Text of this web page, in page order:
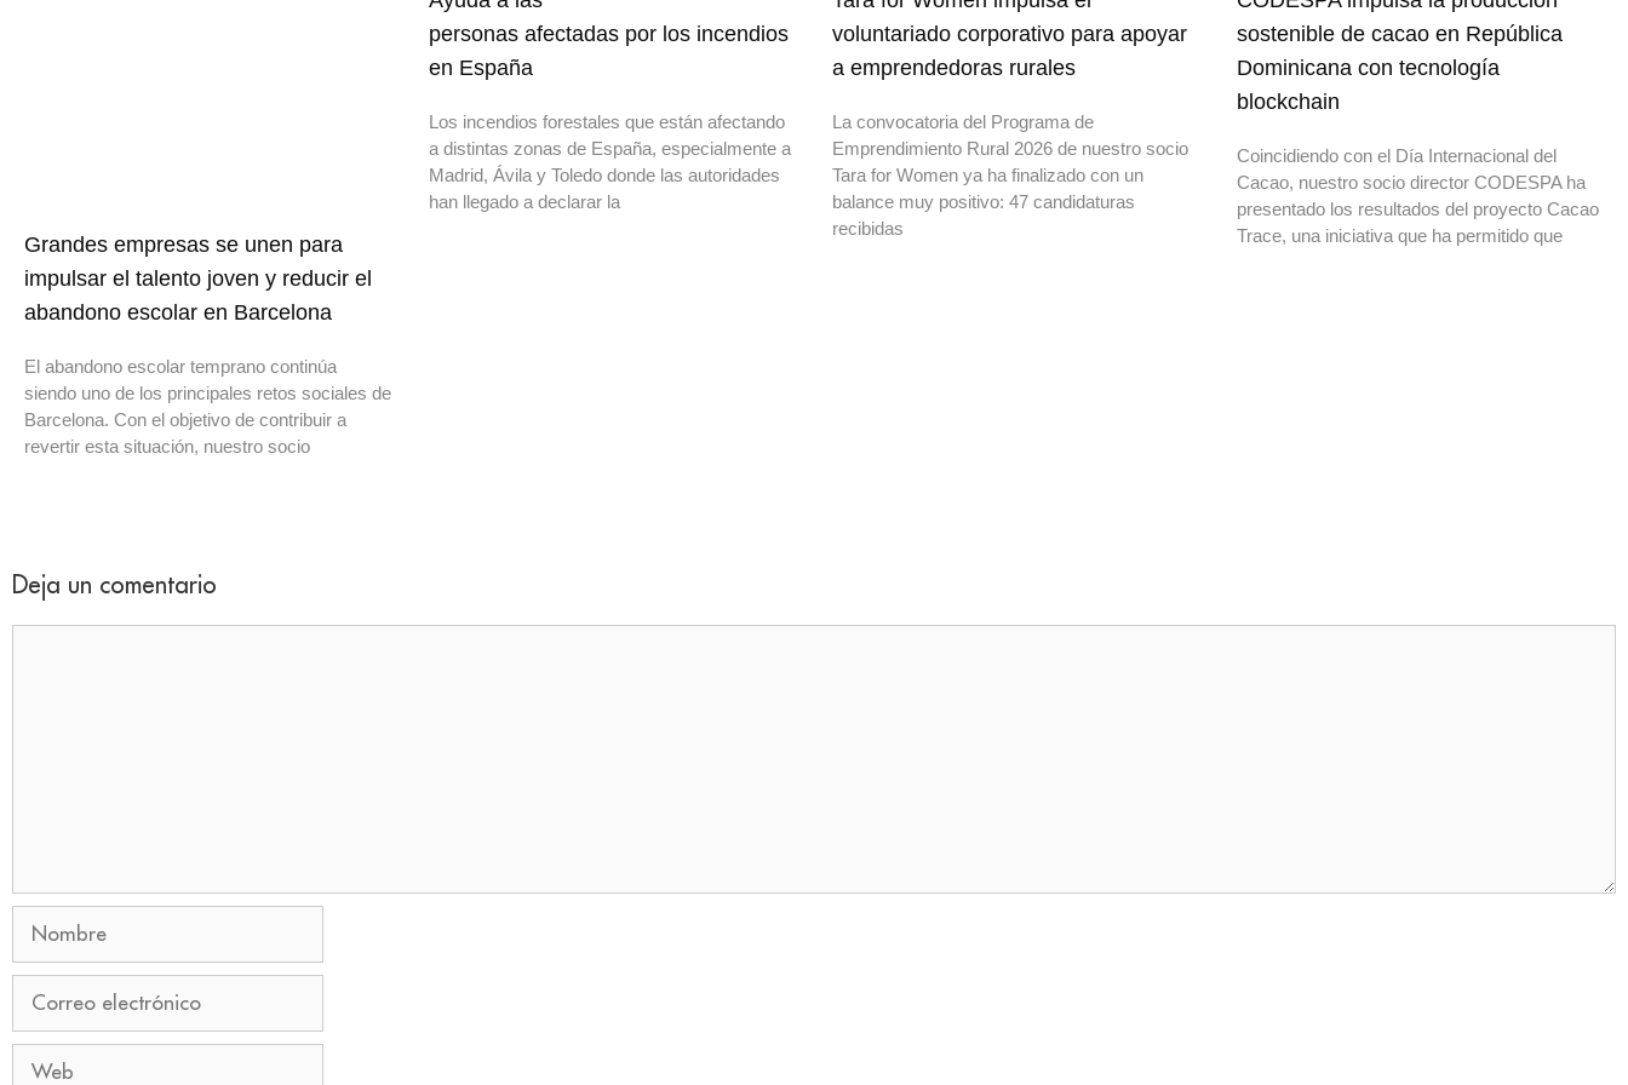
Grandes empresas se unen para
impulsar el talento joven y reducir el
abandono escolar en Barcelona
El abandono escolar temprano continúa
siendo uno de los principales retos sociales de
Barcelona. Con el objetivo de contribuir a
revertir esta situación, nuestro socio
personas afectadas por los incendios
en España
Los incendios forestales que están afectando
a distintas zonas de España, especialmente a
Madrid, Ávila y Toledo donde las autoridades
han llegado a declarar la
voluntariado corporativo para apoyar
a emprendedoras rurales
La convocatoria del Programa de
Emprendimiento Rural 2026 de nuestro socio
Tara for Women ya ha finalizado con un
balance muy positivo: 47 candidaturas
recibidas
sostenible de cacao en República
Dominicana con tecnología
blockchain
Coincidiendo con el Día Internacional del
Cacao, nuestro socio director CODESPA ha
presentado los resultados del proyecto Cacao
Trace, una iniciativa que ha permitido que
Deja un comentario